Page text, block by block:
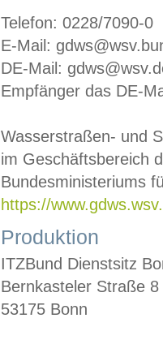
Telefon: 0228/7090-0
E-Mail:
DE-Mail:
Empfänger das DE-
Wasserstraßen- und
im Geschäftsbereich
Bundesministeriums
https://
Produktion
ITZBund Dienstsitz
Bernkasteler Straße 8
53175 Bonn